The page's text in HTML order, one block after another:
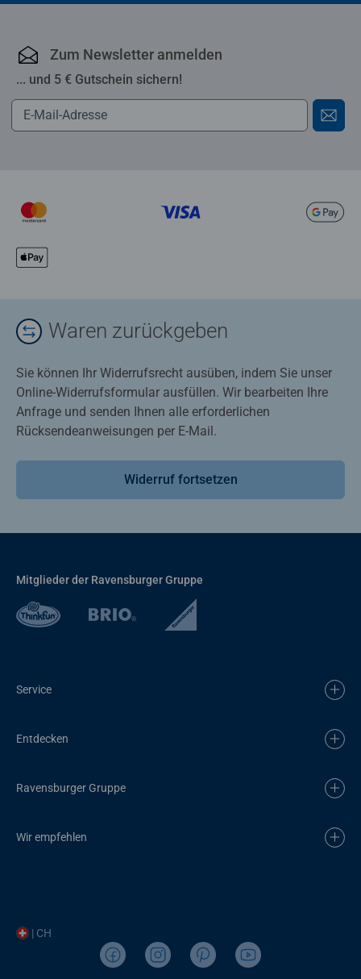
Zum Newsletter anmelden
... und 5 € Gutschein sichern!
Waren zurückgeben
Sie können Ihr Widerrufsrecht ausüben, indem Sie unser
Online-Widerrufsformular ausfüllen. Wir bearbeiten Ihre
Anfrage und senden Ihnen alle erforderlichen
Rücksendeanweisungen per E-Mail.
Widerruf fortsetzen
Mitglieder der Ravensburger Gruppe
Service
Entdecken
Ravensburger Gruppe
Wir empfehlen
| CH